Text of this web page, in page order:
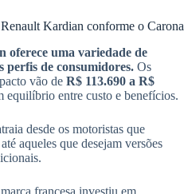
Kardian conforme o Carona
oferece uma variedade de
perfis de consumidores. Os
vão de R$ 113.690 a R$
equilíbrio entre custo e benefícios.
desde os motoristas que
aqueles que desejam versões
francesa investiu em